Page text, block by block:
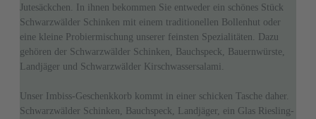
Jutesäckchen. In ihnen bekommen Sie entweder ein schönes Stück
Schwarzwälder Schinken mit einem traditionellen Bollenhut oder
eine kleine Probiermischung unserer feinsten Spezialitäten. Dazu
gehören der Schwarzwälder Schinken, Bauchspeck, Bauernwürste,
Landjäger und Schwarzwälder Kirschwassersalami.
Unser Imbiss-Geschenkkorb kommt in einer schicken Tasche daher.
Schwarzwälder Schinken, Bauchspeck, Landjäger, ein Glas Riesling-